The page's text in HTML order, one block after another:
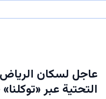
عاجل لسكان
التحتية عبر